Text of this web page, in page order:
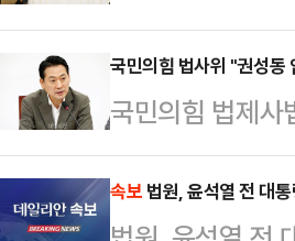
어진 상황에서
소한 사진을 공
고 직격탄을 날
이 목숨을 잃고
령은 총리와 국
국민의힘 법사위 "권성동
국민의힘 법제사
검사팀이 권성동
시도이며 노골적
속보 법원, 윤석열 전 대